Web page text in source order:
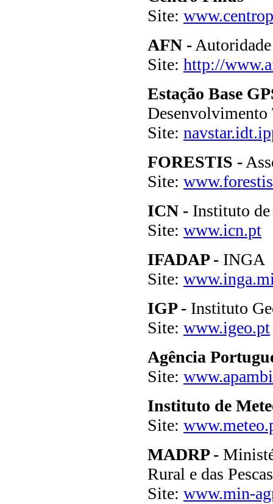
Site:
AFN -
Site: http://
Estação Base
Desenvolvimento
Site:
FORESTIS -
Site:
ICN - Instituto de
Site: www.icn.pt
IFADAP - INGA
Site:
IGP - Instituto
Site: www.igeo.pt
Agência
Site:
Instituto de
Site:
MADRP -
Rural e das Pescas
Site: www.min-